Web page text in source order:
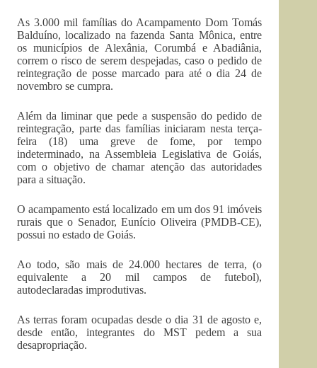
As 3.000 mil famílias do Acampamento Dom Tomás
Balduíno, localizado na fazenda Santa Mônica, entre
os municípios de Alexânia, Corumbá e Abadiânia,
correm o risco de serem despejadas, caso o pedido de
reintegração de posse marcado para até o dia 24 de
novembro se cumpra.
Além da liminar que pede a suspensão do pedido de
reintegração, parte das famílias iniciaram nesta terça-
feira (18) uma greve de fome, por tempo
indeterminado, na Assembleia Legislativa de Goiás,
com o objetivo de chamar atenção das autoridades
para a situação.
O acampamento está localizado em um dos 91 imóveis
rurais que o Senador, Eunício Oliveira (PMDB-CE),
possui no estado de Goiás.
Ao todo, são mais de 24.000 hectares de terra, (o
equivalente a 20 mil campos de futebol),
autodeclaradas improdutivas.
As terras foram ocupadas desde o dia 31 de agosto e,
desde então, integrantes do MST pedem a sua
desapropriação.